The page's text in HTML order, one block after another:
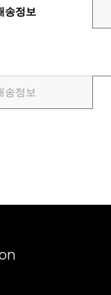
송정보
송정보